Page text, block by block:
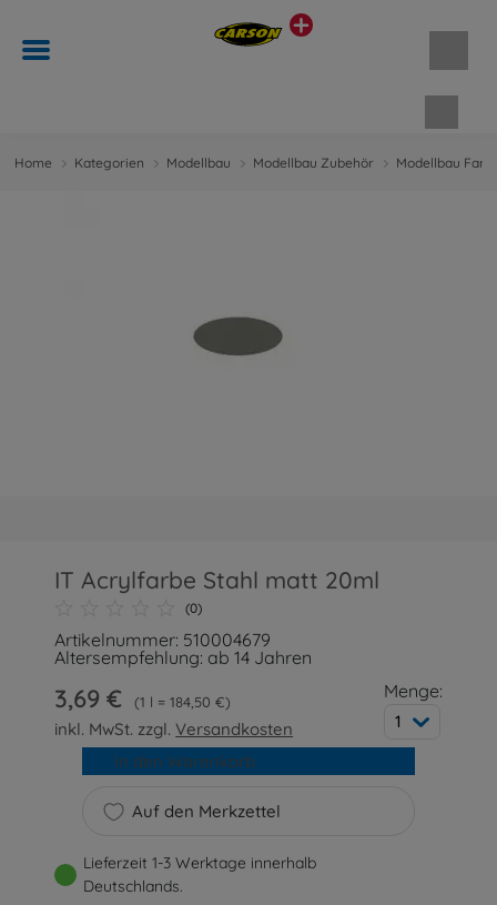
Home Kategorien Modellbau Modellbau Zubehör Modellbau
IT Acrylfarbe Stahl matt 20ml
(0)
Artikelnummer: 510004679
Altersempfehlung: ab 14 Jahren
3,69 € 1 l = 184,50 €
inkl. MwSt. zzgl.Versandkosten
Menge:
1
Auf den Merkzettel
In den Warenkorb
Lieferzeit 1-3 Werktage innerhalb
Deutschlands.